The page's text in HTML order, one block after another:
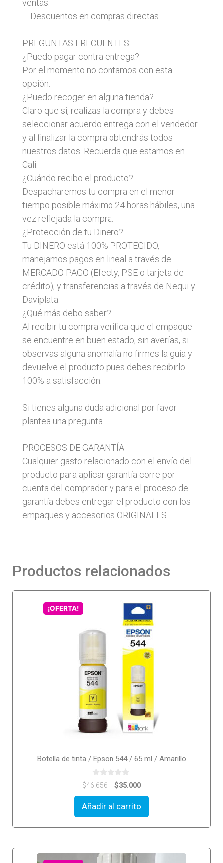
ventas.
– Descuentos en compras directas.
PREGUNTAS FRECUENTES:
¿Puedo pagar contra entrega?
Por el momento no contamos con esta
opción.
¿Puedo recoger en alguna tienda?
Claro que si, realizas la compra y debes
seleccionar acuerdo entrega con el vendedor
y al finalizar la compra obtendrás todos
nuestros datos. Recuerda que estamos en
Cali.
¿Cuándo recibo el producto?
Despacharemos tu compra en el menor
tiempo posible máximo 24 horas hábiles, una
vez reflejada la compra.
¿Protección de tu Dinero?
Tu DINERO está 100% PROTEGIDO,
manejamos pagos en lineal a través de
MERCADO PAGO (Efecty, PSE o tarjeta de
crédito), y transferencias a través de Nequi y
Daviplata.
¿Qué más debo saber?
Al recibir tu compra verifica que el empaque
se encuentre en buen estado, sin averías, si
observas alguna anomalía no firmes la guía y
devuelve el producto pues debes recibirlo
100% a satisfacción.
Si tienes alguna duda adicional por favor
plantea una pregunta.
PROCESOS DE GARANTÍA
Cualquier gasto relacionado con el envío del
producto para aplicar garantía corre por
cuenta del comprador y para el proceso de
garantía debes entregar el producto con los
empaques y accesorios ORIGINALES.
Productos relacionados
¡OFERTA!
Botella de tinta / Epson 544 / 65 ml / Amarillo
0
o
u
t
o
f
$46.656 $35.000
Añadir al carrito